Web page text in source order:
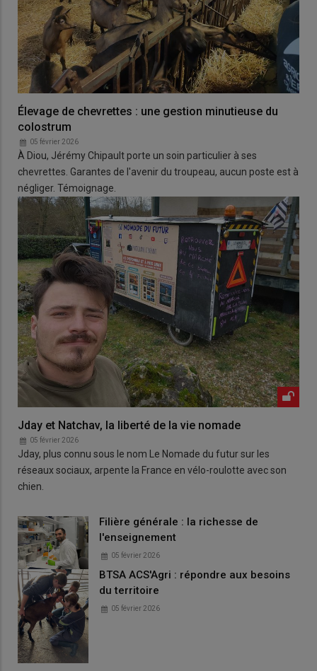
Élevage de chevrettes : une gestion minutieuse du
colostrum
05 février 2026
À Diou, Jérémy Chipault porte un soin particulier à ses
chevrettes. Garantes de l'avenir du troupeau, aucun poste est à
négliger. Témoignage.
Jday et Natchav, la liberté de la vie nomade
05 février 2026
Jday, plus connu sous le nom Le Nomade du futur sur les
réseaux sociaux, arpente la France en vélo-roulotte avec son
chien.
Filière générale : la richesse de
l'enseignement
05 février 2026
BTSA ACS'Agri : répondre aux besoins
du territoire
05 février 2026